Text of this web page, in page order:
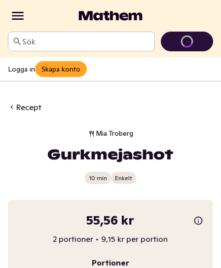
Sök
Logga in Skapa konto
Recept
Mia Troberg
Gurkmejashot
10 min Enkelt
55,56 kr
2 portioner • 9,15 kr per portion
Portioner